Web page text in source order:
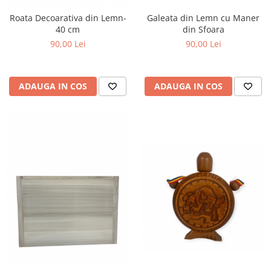
Roata Decoarativa din Lemn-
40 cm
90,00 Lei
ADAUGA IN COS
Galeata din Lemn cu Maner
din Sfoara
90,00 Lei
ADAUGA IN COS